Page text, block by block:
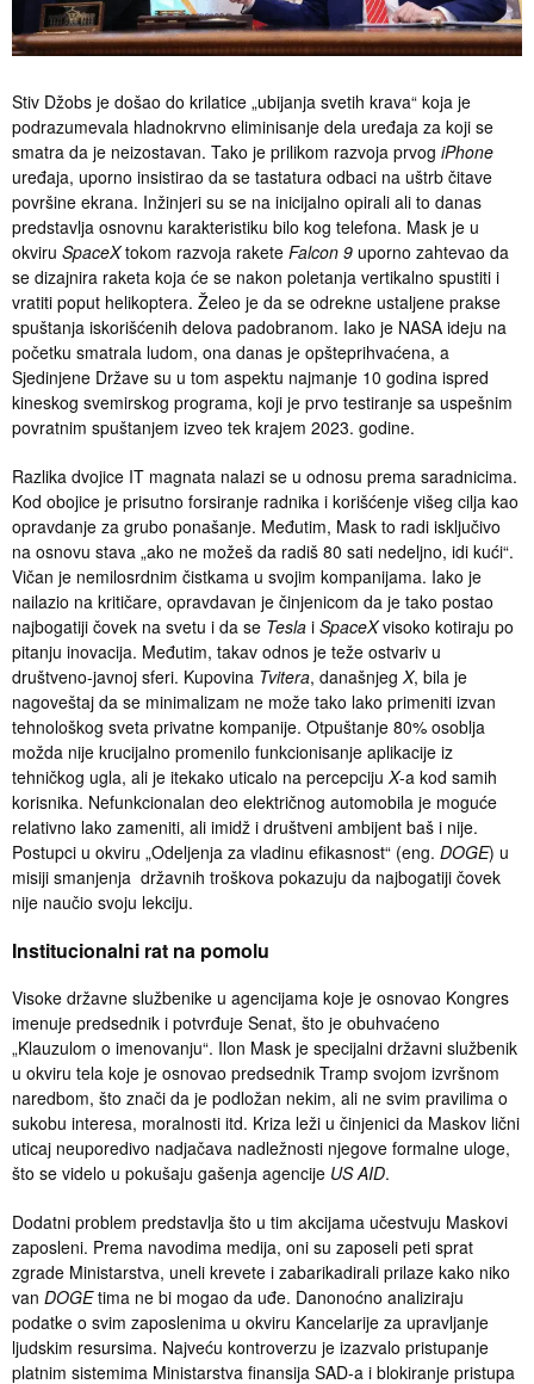
Stiv Džobs je došao do krilatice „ubijanja svetih krava“ koja je
podrazumevala hladnokrvno eliminisanje dela uređaja za koji se
smatra da je neizostavan. Tako je prilikom razvoja prvog iPhone
uređaja, uporno insistirao da se tastatura odbaci na uštrb čitave
površine ekrana. Inžinjeri su se na inicijalno opirali ali to danas
predstavlja osnovnu karakteristiku bilo kog telefona. Mask je u
okviru SpaceXtokom razvoja rakete Falcon 9 uporno zahtevao da
se dizajnira raketa koja će se nakon poletanja vertikalno spustiti i
vratiti poput helikoptera. Želeo je da se odrekne ustaljene prakse
spuštanja iskorišćenih delova padobranom. Iako je NASA ideju na
početku smatrala ludom, ona danas je opšteprihvaćena, a
Sjedinjene Države su u tom aspektu najmanje 10 godina ispred
kineskog svemirskog programa, koji je prvo testiranje sa uspešnim
povratnim spuštanjem izveo tek krajem 2023. godine.
Razlika dvojice IT magnata nalazi se u odnosu prema saradnicima.
Kod obojice je prisutno forsiranje radnika i korišćenje višeg cilja kao
opravdanje za grubo ponašanje. Međutim, Mask to radi isključivo
na osnovu stava „ako ne možeš da radiš 80 sati nedeljno, idi kući“.
Vičan je nemilosrdnim čistkama u svojim kompanijama. Iako je
nailazio na kritičare, opravdavan je činjenicom da je tako postao
najbogatiji čovek na svetu i da se Tesla i SpaceXvisoko kotiraju po
pitanju inovacija. Međutim, takav odnos je teže ostvariv u
društveno-javnoj sferi. Kupovina Tvitera, današnjeg X, bila je
nagoveštaj da se minimalizam ne može tako lako primeniti izvan
tehnološkog sveta privatne kompanije. Otpuštanje 80% osoblja
možda nije krucijalno promenilo funkcionisanje aplikacije iz
tehničkog ugla, ali je itekako uticalo na percepciju X-a kod samih
korisnika. Nefunkcionalan deo električnog automobila je moguće
relativno lako zameniti, ali imidž i društveni ambijent baš i nije.
Postupci u okviru „Odeljenja za vladinu efikasnost“ (eng. DOGE) u
misiji smanjenja državnih troškova pokazuju da najbogatiji čovek
nije naučio svoju lekciju.
Institucionalni rat na pomolu
Visoke državne službenike u agencijama koje je osnovao Kongres
imenuje predsednik i potvrđuje Senat, što je obuhvaćeno
„Klauzulom o imenovanju“. Ilon Mask je specijalni državni službenik
u okviru tela koje je osnovao predsednik Tramp svojom izvršnom
naredbom, što znači da je podložan nekim, ali ne svim pravilima o
sukobu interesa, moralnosti itd. Kriza leži u činjenici da Maskov lični
uticaj neuporedivo nadjačava nadležnosti njegove formalne uloge,
što se videlo u pokušaju gašenja agencije US AID.
Dodatni problem predstavlja što u tim akcijama učestvuju Maskovi
zaposleni. Prema navodima medija, oni su zaposeli peti sprat
zgrade Ministarstva, uneli krevete i zabarikadirali prilaze kako niko
van DOGEtima ne bi mogao da uđe. Danonoćno analiziraju
podatke o svim zaposlenima u okviru Kancelarije za upravljanje
ljudskim resursima. Najveću kontroverzu je izazvalo pristupanje
platnim sistemima Ministarstva finansija SAD-a i blokiranje pristupa